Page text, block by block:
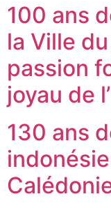
100 ans
la Ville
passion
joyau de
130 ans